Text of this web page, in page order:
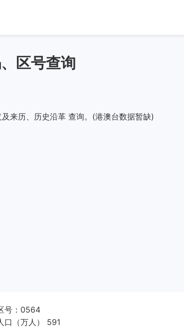
区号查询
来历、历史沿革 查询。(港澳台数据暂缺)
号：0564
口（万人） 591